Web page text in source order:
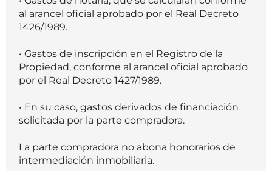
al arancel oficial aprobado por el Real Decreto
1426/1989.
• Gastos de inscripción en el Registro de la
Propiedad, conforme al arancel oficial aprobado
por el Real Decreto 1427/1989.
• En su caso, gastos derivados de financiación
solicitada por la parte compradora.
La parte compradora no abona honorarios de
intermediación inmobiliaria.